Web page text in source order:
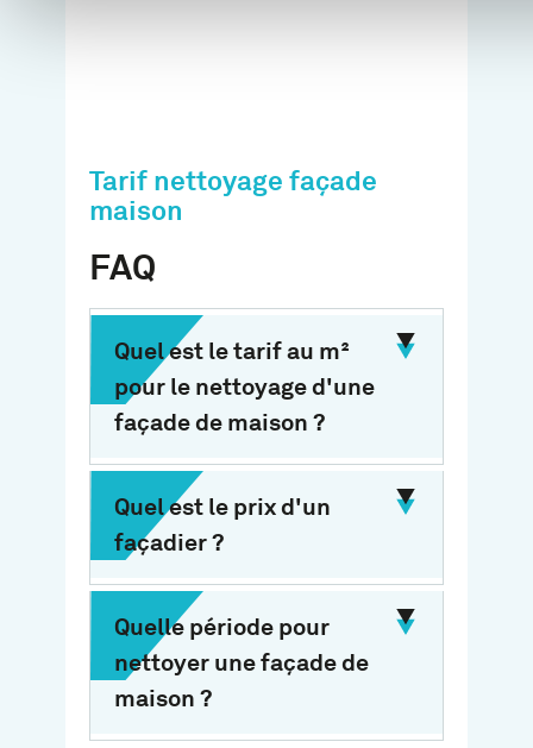
Tarif nettoyage façade
maison
FAQ
Quel est le tarif au m²
pour le nettoyage d'une
façade de maison ?
Quel est le prix d'un
façadier ?
Quelle période pour
nettoyer une façade de
maison ?